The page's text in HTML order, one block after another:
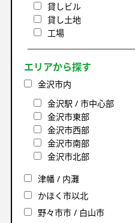
貸しビル
貸し土地
工場
エリアから探す
金沢市内
金沢駅 / 市中心部
金沢市東部
金沢市西部
金沢市南部
金沢市北部
津幡 / 内灘
かほく市以北
野々市市 / 白山市